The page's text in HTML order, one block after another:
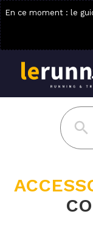
En ce moment : le